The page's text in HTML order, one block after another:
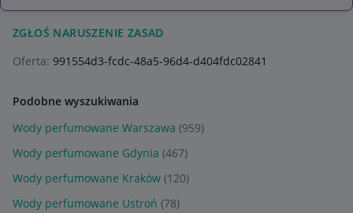
ZGŁOŚ NARUSZENIE ZASAD
Oferta: 991554d3-fcdc-48a5-96d4-d404fdc02841
Podobne wyszukiwania
Wody perfumowane Warszawa (959)
Wody perfumowane Gdynia (467)
Wody perfumowane Kraków (120)
Wody perfumowane Ustroń (78)